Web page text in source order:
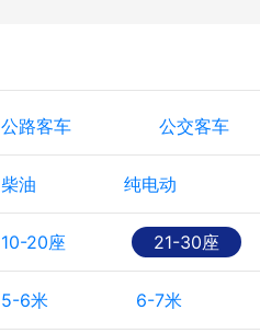
公路客车 公交客车
柴油 纯电动
10-20座 21-30座
5-6米 6-7米